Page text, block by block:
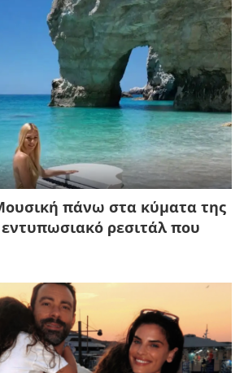
πάνω στα κύματα της
ρεσιτάλ που